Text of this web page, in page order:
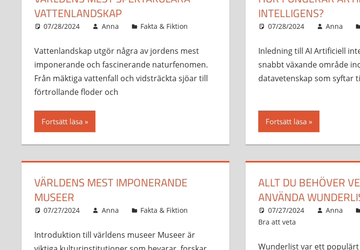
VATTENLANDSKAP
07/28/2024 Anna Fakta & Fiktion
Vattenlandskap utgör några av jordens mest
imponerande och fascinerande naturfenomen.
Från mäktiga vattenfall och vidsträckta sjöar till
förtrollande floder och
Fortsätt läsa
INTELLIGENS?
07/28/2024 Anna
Inledning till AI Artificiell
snabbt växande område
datavetenskap som syftar
Fortsätt läsa
VÄRLDENS MEST IMPONERANDE
MUSEER
07/27/2024 Anna Fakta & Fiktion
Introduktion till världens museer Museer är
ALLT DU BEHÖVER
ANVÄNDA
07/27/2024 Anna
Bra att veta
Wunderlist var ett